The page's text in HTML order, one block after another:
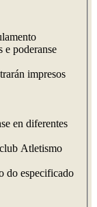
e poderanse
impresos
en diferentes
Atletismo
do especificado